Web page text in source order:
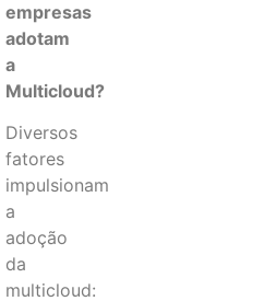
empresas
adotam
a
Multicloud?
Diversos
fatores
impulsionam
a
adoção
da
multicloud: